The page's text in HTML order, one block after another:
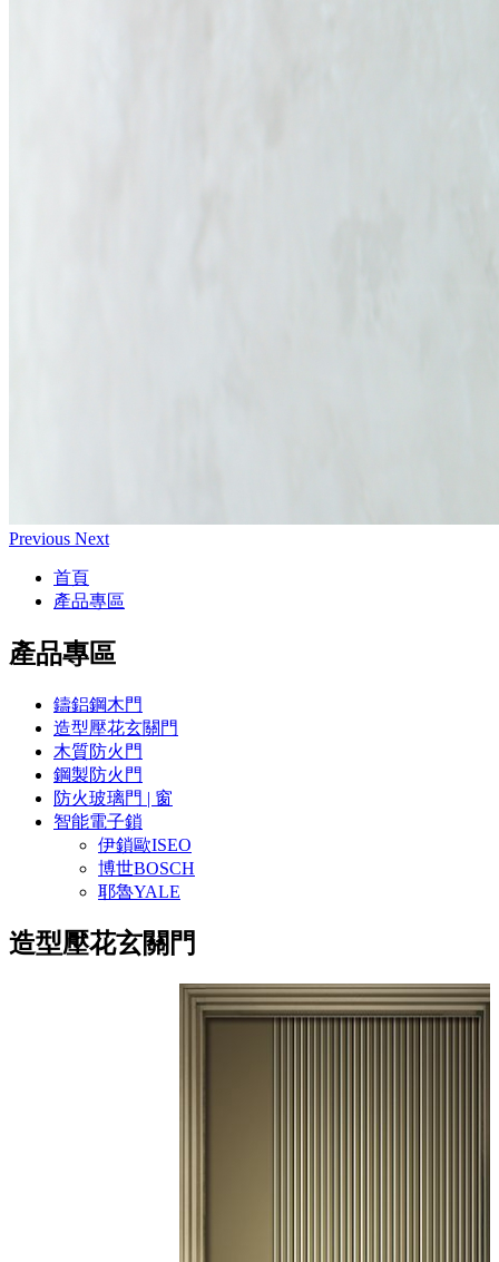
Previous Next
首頁
產品專區
產品專區
鑄鋁鋼木門
造型壓花玄關門
木質防火門
鋼製防火門
防火玻璃門 | 窗
智能電子鎖
伊鎖歐ISEO
博世BOSCH
耶魯YALE
造型壓花玄關門